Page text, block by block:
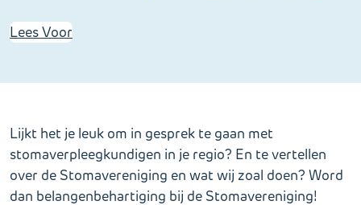
Lees Voor
Lijkt het je leuk om in gesprek te gaan met
stomaverpleegkundigen in je regio? En te vertellen
over de Stomavereniging en wat wij zoal doen? Word
dan belangenbehartiging bij de Stomavereniging!